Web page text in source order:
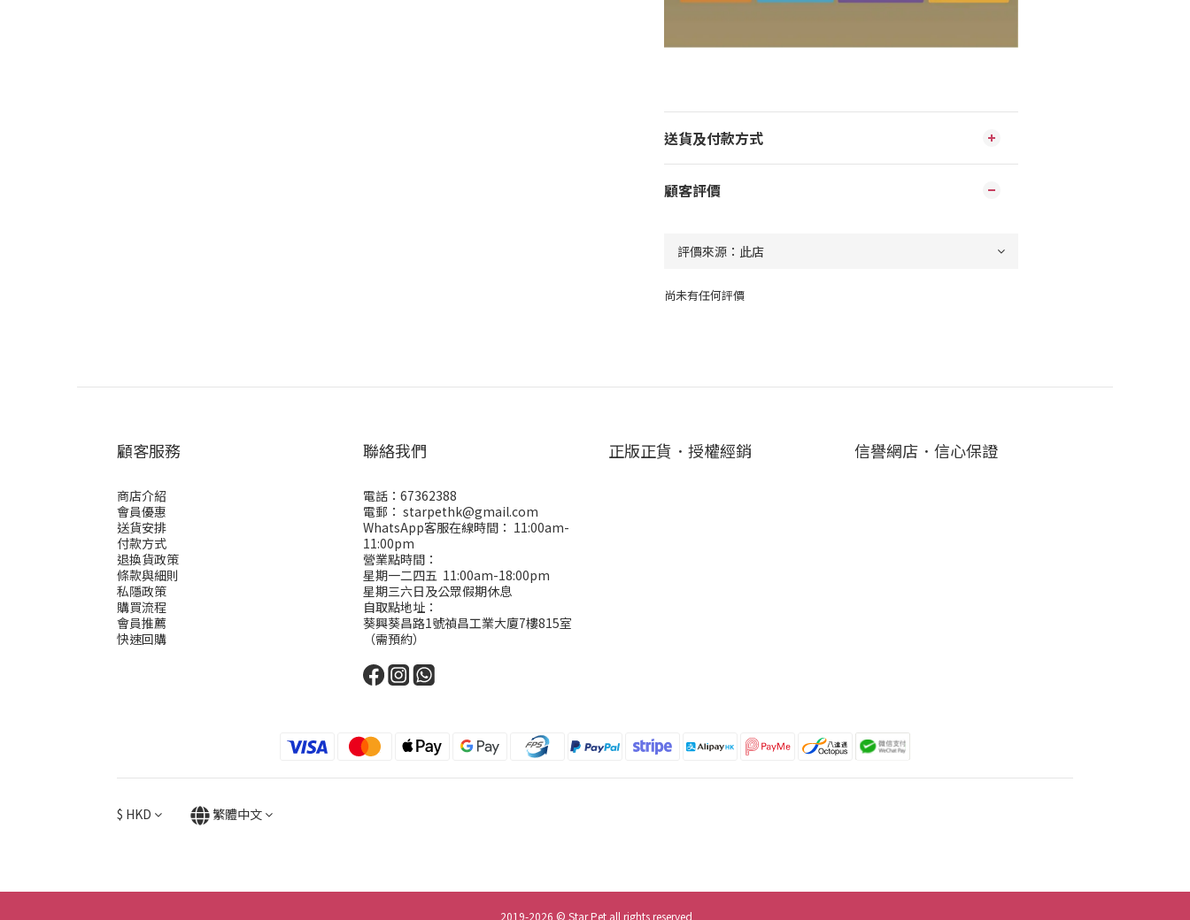
送貨及付款方式
顧客評價
尚未有任何評價
顧客服務
商店介紹
會員優惠
送貨安排
付款方式
退換貨政策
條款與細則
私隱政策
購買流程
會員推薦
快速回購
聯絡我們
電話：67362388
電郵： starpethk@gmail.com
WhatsApp客服在線時間： 11:00am-
11:00pm
營業點時間：
星期一二四五 11:00am-18:00pm
星期三六日及公眾假期休息
自取點地址：
葵興葵昌路1號禎昌工業大廈7樓815室
（需預約）
正版正貨．授權經銷 信譽網店．信心保證
$ HKD 繁體中文
2019-2026 © Star Pet all rights reserved